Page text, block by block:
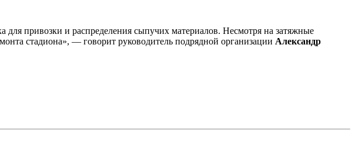
для привозки и распределения сыпучих материалов. Несмотря на затяжные
стадиона», — говорит руководитель подрядной организации Александр